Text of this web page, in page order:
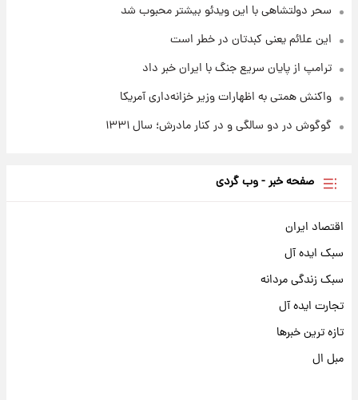
سحر دولتشاهی با این ویدئو بیشتر محبوب شد
این علائم یعنی کبدتان در خطر است
ترامپ از پایان سریع جنگ با ایران خبر داد
واکنش همتی به اظهارات وزیر خزانه‌داری آمریکا
گوگوش در دو سالگی و در کنار مادرش؛ سال ۱۳۳۱
صفحه خبر - وب گردی
اقتصاد ایران
سبک ایده آل
سبک زندگی مردانه
تجارت ایده آل
تازه ترین خبرها
مبل ال